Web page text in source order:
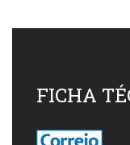
FICHA